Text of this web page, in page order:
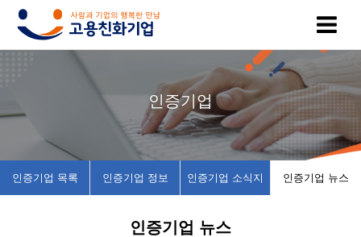
용
친
화
기
인
증
기
업
복
지
제
휴
인
증
기
업
지
사
항
인증기업
인증기업 목록 인증기업 정보 인증기업 소식지 인증기업 뉴스
인증기업 뉴스